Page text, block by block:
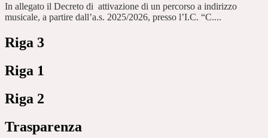
In allegato il Decreto di attivazione di un percorso a indirizzo
musicale, a partire dall’a.s. 2025/2026, presso l’I.C. “C....
Riga 3
Riga 1
Riga 2
Trasparenza